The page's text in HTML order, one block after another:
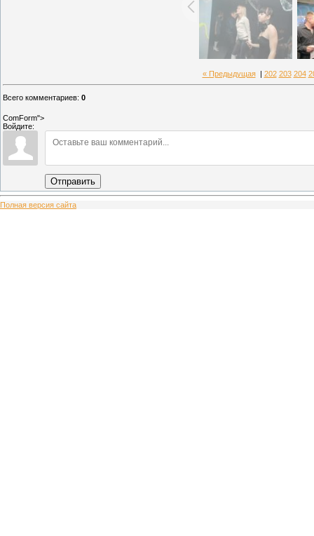
« Предыдущая| 202 203 204
Всего комментариев: 0
ComForm">
Войдите:
Отправить
Полная версия сайта